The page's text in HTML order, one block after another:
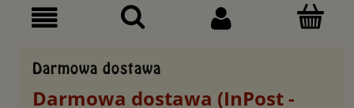
Darmowa dostawa
Darmowa dostawa (InPost -